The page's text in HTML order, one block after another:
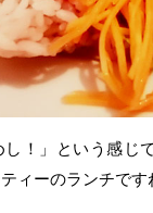
し！」という感じ
ィーのランチです